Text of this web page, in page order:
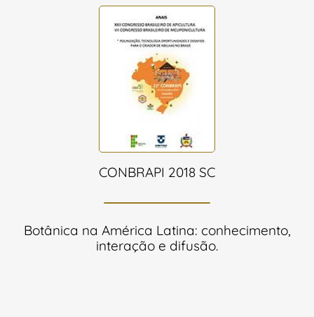
CONBRAPI 2018 SC
Botânica na América Latina: conhecimento,
interação e difusão.